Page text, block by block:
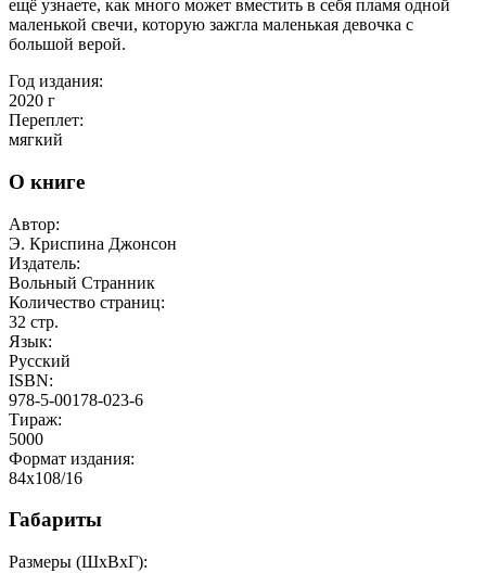
ещё узнаете, как много может вместить в себя пламя одной
маленькой свечи, которую зажгла маленькая девочка с
большой верой.
Год издания:
2020 г
Переплет:
мягкий
О книге
Автор:
Э. Криспина Джонсон
Издатель:
Вольный Странник
Количество страниц:
32 стр.
Язык:
Русский
ISBN:
978-5-00178-023-6
Тираж:
5000
Формат издания:
84x108/16
Габариты
Размеры (ШxВxГ):